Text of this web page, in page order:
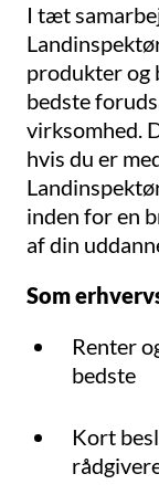
I tæt
produkter og
bedste
virksomhed.
hvis du er
inden for en
af din
Som
Renter
bedste
Kort